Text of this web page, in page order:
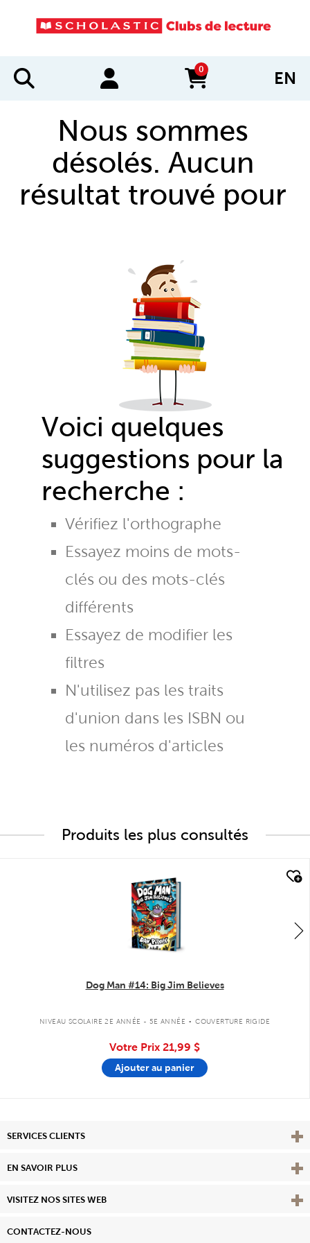
0
items in cart EN
Nous sommes
désolés. Aucun
résultat trouvé pour
Voici quelques
suggestions pour la
recherche :
Vérifiez l'orthographe
Essayez moins de mots-
clés ou des mots-clés
différents
Essayez de modifier les
filtres
N'utilisez pas les traits
d'union dans les ISBN ou
les numéros d'articles
Produits les plus consultés
Dog Man #14: Big Jim Believes
NIVEAU SCOLAIRE 2E ANNÉE - 5E ANNÉE . COUVERTURE RIGIDE
Votre Prix 21,99 $
Ajouter au panier
SERVICES CLIENTS
EN SAVOIR PLUS View
VISITEZ NOS SITES WEB
CONTACTEZ-NOUS